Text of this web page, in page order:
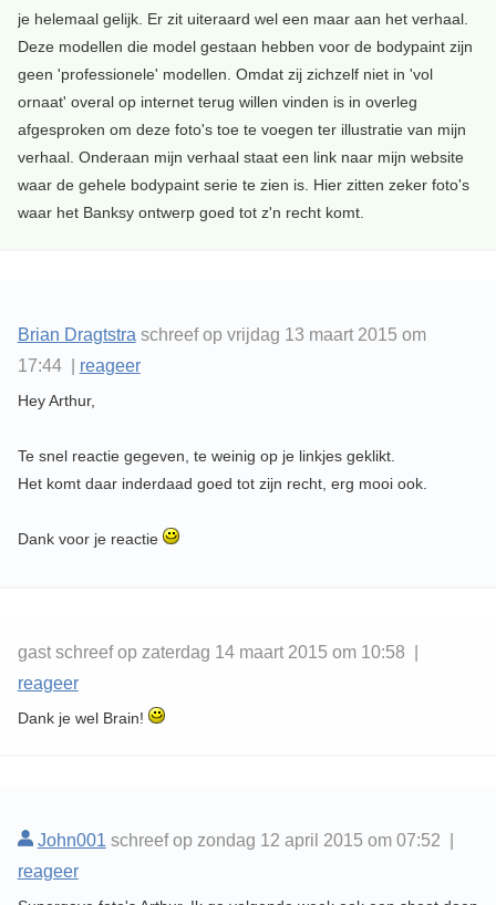
je helemaal gelijk. Er zit uiteraard wel een maar aan het verhaal.
Deze modellen die model gestaan hebben voor de bodypaint zijn
geen 'professionele' modellen. Omdat zij zichzelf niet in 'vol
ornaat' overal op internet terug willen vinden is in overleg
afgesproken om deze foto's toe te voegen ter illustratie van mijn
verhaal. Onderaan mijn verhaal staat een link naar mijn website
waar de gehele bodypaint serie te zien is. Hier zitten zeker foto's
waar het Banksy ontwerp goed tot z'n recht komt.
Brian Dragtstra schreef op vrijdag 13 maart 2015 om
17:44 | reageer
Hey Arthur,
Te snel reactie gegeven, te weinig op je linkjes geklikt.
Het komt daar inderdaad goed tot zijn recht, erg mooi ook.
Dank voor je reactie
gast schreef op zaterdag 14 maart 2015 om 10:58 |
reageer
Dank je wel Brain!
John001 schreef op zondag 12 april 2015 om 07:52 |
reageer